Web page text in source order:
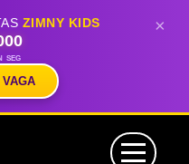
ZIMNY KIDS
00
SEG
×